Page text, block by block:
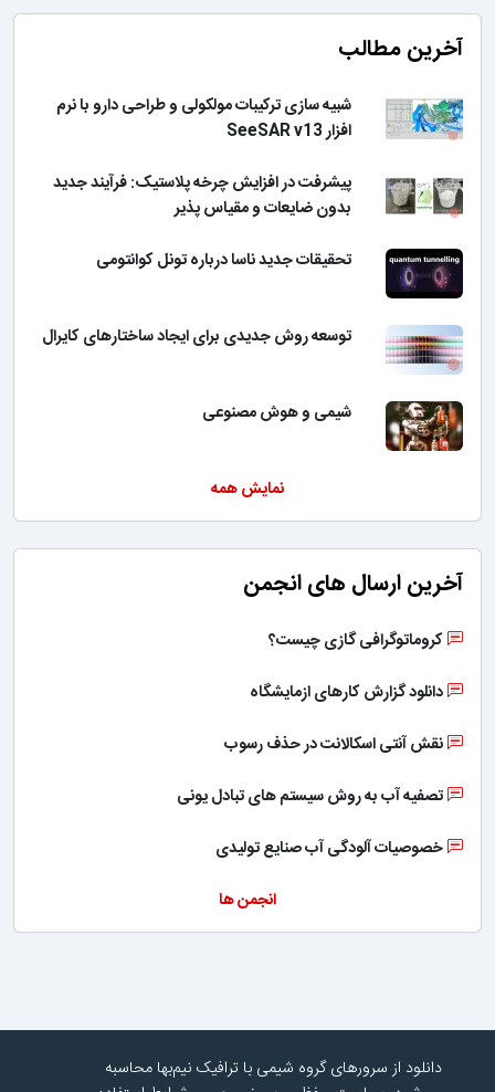
آخرین مطالب
شبیه سازی ترکیبات مولکولی و طراحی دارو با نرم
افزار SeeSAR v13
پیشرفت در افزایش چرخه پلاستیک: فرآیند جدید
بدون ضایعات و مقیاس پذیر
تحقیقات جدید ناسا درباره تونل کوانتومی
توسعه روش جدیدی برای ایجاد ساختارهای کایرال
شیمی و هوش مصنوعی
نمایش همه
آخرین ارسال های انجمن
کروماتوگرافی گازی چیست؟
دانلود گزارش کارهای ازمایشگاه
نقش آنتی اسکالانت در حذف رسوب
تصفیه آب به روش سیستم های تبادل یونی
خصوصیات آلودگی آب صنایع تولیدی
انجمن ها
دانلود از سرورهای گروه شیمی با ترافیک نیم‌بها محاسبه